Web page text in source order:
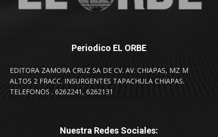
Periodico EL ORBE
EDITORA ZAMORA CRUZ SA DE CV. AV. CHIAPAS, MZ M
ALTOS 2 FRACC. INSURGENTES TAPACHULA CHIAPAS.
TELEFONOS . 6262241, 6262131
Nuestra Redes Sociales: